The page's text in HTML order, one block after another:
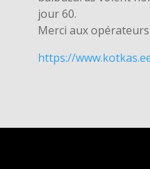
jour 60.
Merci aux opérateurs
https://